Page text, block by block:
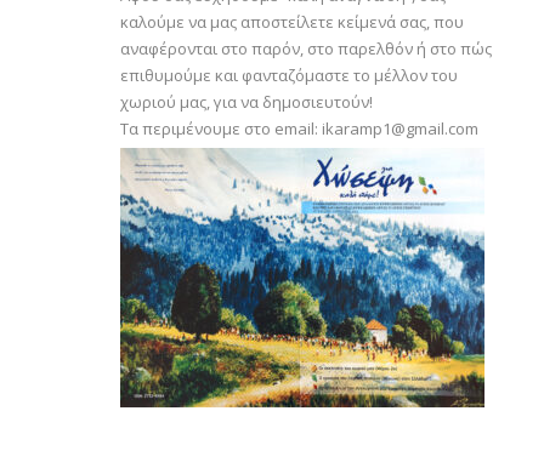
καλούμε να μας αποστείλετε κείμενά σας, που
αναφέρονται στο παρόν, στο παρελθόν ή στο πώς
επιθυμούμε και φανταζόμαστε το μέλλον του
χωριού μας, για να δημοσιευτούν!
Τα περιμένουμε στο email: ikaramp1@gmail.com